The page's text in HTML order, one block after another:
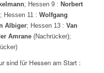
; Hessen 9 : Norbert
; Hessen 11 : Wolfgang
Albiger; Hessen 13 : Van
Amrane(Nachrücker);
sind für Hessen am Start :